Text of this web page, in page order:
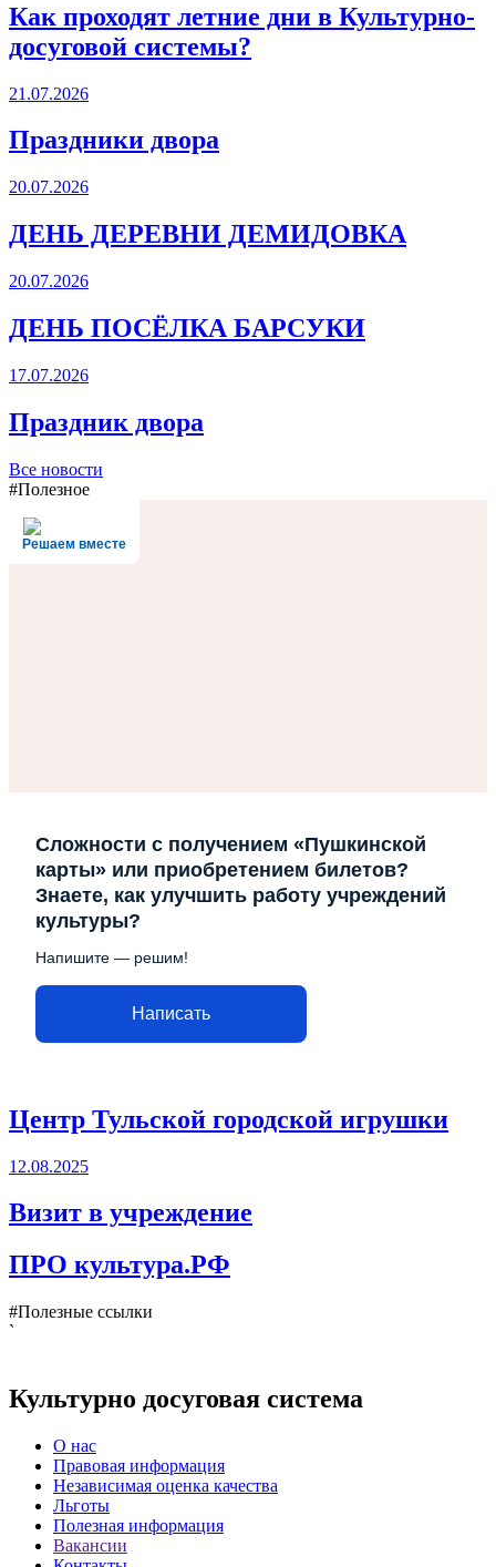
Как проходят летние дни в Культурно-
досуговой системы?
21.07.2026
Праздники двора
20.07.2026
ДЕНЬ ДЕРЕВНИ ДЕМИДОВКА
20.07.2026
ДЕНЬ ПОСЁЛКА БАРСУКИ
17.07.2026
Праздник двора
Все новости
#Полезное
Решаем вместе
Сложности с получением «Пушкинской
карты» или приобретением билетов?
Знаете, как улучшить работу учреждений
культуры?
Напишите — решим!
Написать
Центр Тульской городской игрушки
12.08.2025
Визит в учреждение
ПРО культура.РФ
#Полезные ссылки
`
Культурно досуговая система
О нас
Правовая информация
Независимая оценка качества
Льготы
Полезная информация
Вакансии